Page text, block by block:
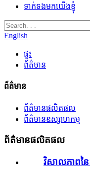
ទាក់ទងមកយើងខ្ញុំ
English
ផ្ទះ
ព័ត៌មាន
ព័ត៌មាន
ព័ត៌មានផលិតផល
ព័ត៌មានឧស្សាហកម្ម
ព័ត៌មានផលិតផល
វិសាលភាពនៃ